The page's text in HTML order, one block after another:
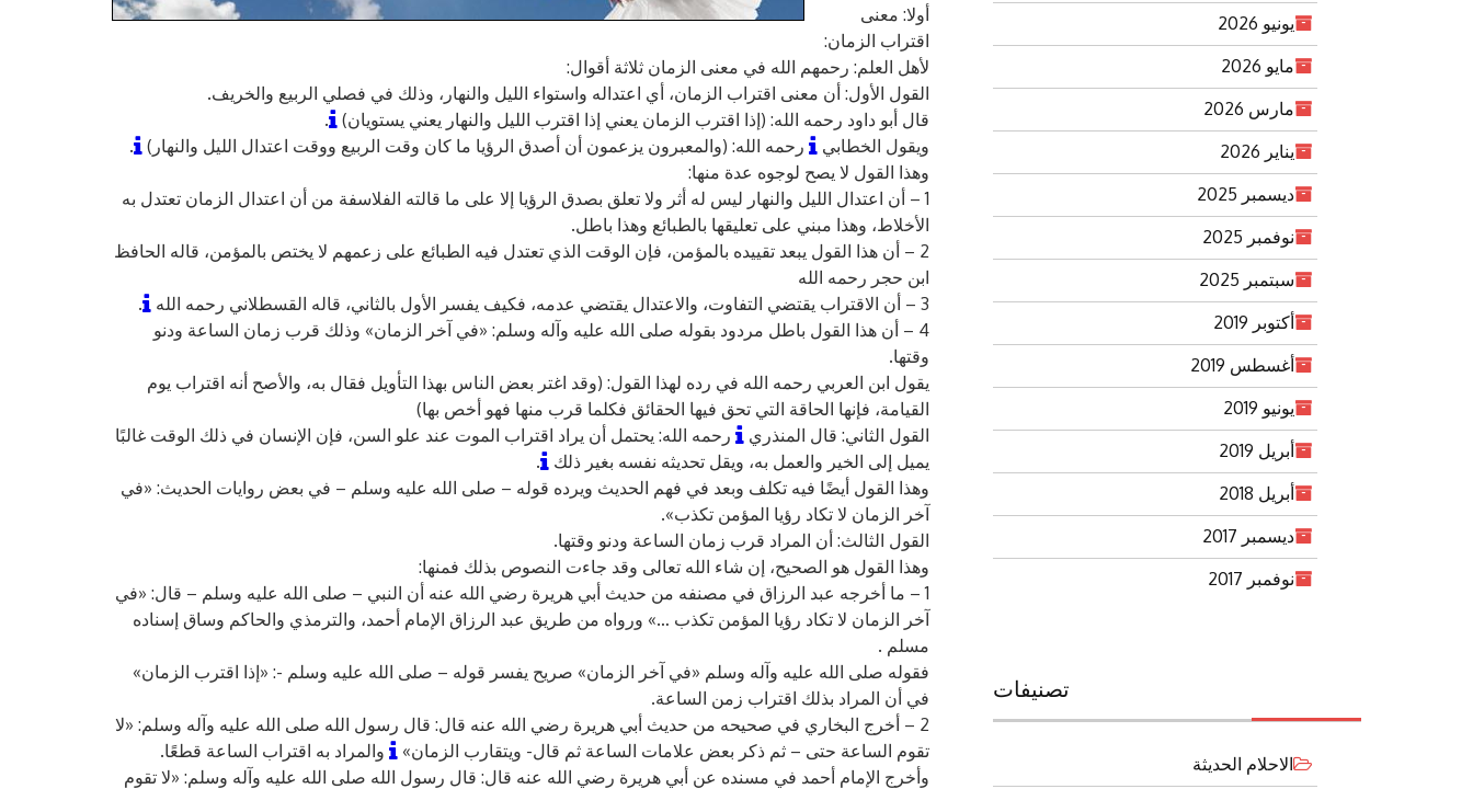
أولا: معنى
اقتراب الزمان:
لأهل العلم: رحمهم الله في معنى الزمان ثلاثة أقوال:
القول الأول: أن معنى اقتراب الزمان، أي اعتداله واستواء الليل والنهار، وذلك في فصلي الربيع والخريف.
قال أبو داود رحمه الله: (إذا اقترب الزمان يعني إذا اقترب الليل والنهار يعني يستويان)
.
ويقول الخطابي
رحمه الله: (والمعبرون يزعمون أن أصدق الرؤيا ما كان وقت الربيع ووقت اعتدال الليل والنهار)
.
وهذا القول لا يصح لوجوه عدة منها:
1 – أن اعتدال الليل والنهار ليس له أثر ولا تعلق بصدق الرؤيا إلا على ما قالته الفلاسفة من أن اعتدال الزمان تعتدل به
الأخلاط، وهذا مبني على تعليقها بالطبائع وهذا باطل.
2 – أن هذا القول يبعد تقييده بالمؤمن، فإن الوقت الذي تعتدل فيه الطبائع على زعمهم لا يختص بالمؤمن، قاله الحافظ
ابن حجر رحمه الله
3 – أن الاقتراب يقتضي التفاوت، والاعتدال يقتضي عدمه، فكيف يفسر الأول بالثاني، قاله القسطلاني رحمه الله
.
4 – أن هذا القول باطل مردود بقوله صلى الله عليه وآله وسلم: «في آخر الزمان» وذلك قرب زمان الساعة ودنو
وقتها.
يقول ابن العربي رحمه الله في رده لهذا القول: (وقد اغتر بعض الناس بهذا التأويل فقال به، والأصح أنه اقتراب يوم
القيامة، فإنها الحاقة التي تحق فيها الحقائق فكلما قرب منها فهو أخص بها)
القول الثاني: قال المنذري
رحمه الله: يحتمل أن يراد اقتراب الموت عند علو السن، فإن الإنسان في ذلك الوقت غالبًا
يميل إلى الخير والعمل به، ويقل تحديثه نفسه بغير ذلك
.
وهذا القول أيضًا فيه تكلف وبعد في فهم الحديث ويرده قوله – صلى الله عليه وسلم – في بعض روايات الحديث: «في
آخر الزمان لا تكاد رؤيا المؤمن تكذب».
القول الثالث: أن المراد قرب زمان الساعة ودنو وقتها.
وهذا القول هو الصحيح، إن شاء الله تعالى وقد جاءت النصوص بذلك فمنها:
1 – ما أخرجه عبد الرزاق في مصنفه من حديث أبي هريرة رضي الله عنه أن النبي – صلى الله عليه وسلم – قال: «في
آخر الزمان لا تكاد رؤيا المؤمن تكذب …» ورواه من طريق عبد الرزاق الإمام أحمد، والترمذي والحاكم وساق إسناده
مسلم .
فقوله صلى الله عليه وآله وسلم «في آخر الزمان» صريح يفسر قوله – صلى الله عليه وسلم -: «إذا اقترب الزمان»
في أن المراد بذلك اقتراب زمن الساعة.
2 – أخرج البخاري في صحيحه من حديث أبي هريرة رضي الله عنه قال: قال رسول الله صلى الله عليه وآله وسلم: «لا
تقوم الساعة حتى – ثم ذكر بعض علامات الساعة ثم قال- ويتقارب الزمان»
والمراد به اقتراب الساعة قطعًا.
وأخرج الإمام أحمد في مسنده عن أبي هريرة رضي الله عنه قال: قال رسول الله صلى الله عليه وآله وسلم: «لا تقوم
يونيو 2026
مايو 2026
مارس 2026
يناير 2026
ديسمبر 2025
نوفمبر 2025
سبتمبر 2025
أكتوبر 2019
أغسطس 2019
يونيو 2019
أبريل 2019
أبريل 2018
ديسمبر 2017
نوفمبر 2017
تصنيفات
الاحلام الحديثة